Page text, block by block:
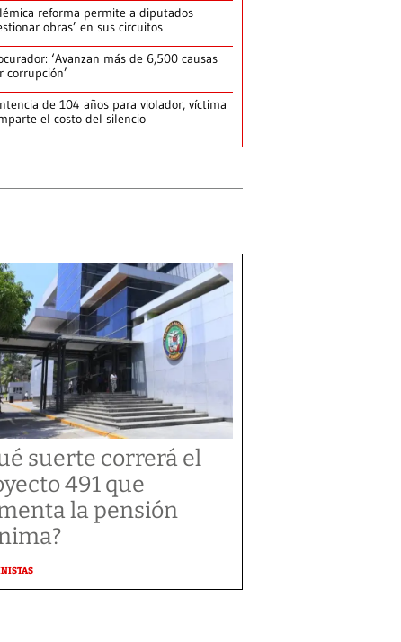
reforma permite a diputados
obras’ en sus circuitos
‘Avanzan más de 6,500 causas
corrupción’
de 104 años para violador, víctima
el costo del silencio
suerte correrá el
491 que
la pensión